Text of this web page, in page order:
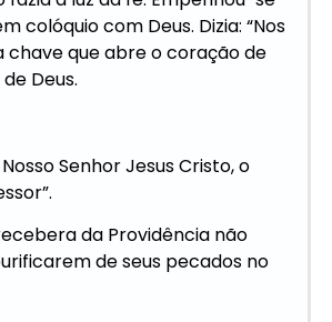
colóquio com Deus. Dizia: “Nos
chave que abre o coração de
Deus.
Senhor Jesus Cristo, o
da Providência não
de seus pecados no